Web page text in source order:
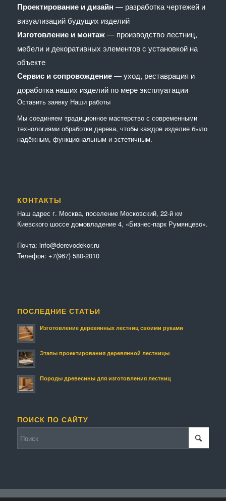
Проектирование и дизайн — разработка чертежей и
визуализаций будущих изделий
Изготовление и монтаж— производство лестниц,
мебели и декоративных элементов с установкой на
объекте
Сервис и сопровождение— уход, реставрация и
доработка наших изделий по мере эксплуатации
Оставить заявку Наши работы
Мы соединяем традиционное мастерство с современными
технологиями обработки дерева, чтобы каждое изделие было
надёжным, функциональным и эстетичным.
КОНТАКТЫ
Наш адрес г. Москва, поселение Московский, 22-й км
Киевского шоссе домовладение 4, «Бизнес-парк Румянцево».
Почта: info@derevodekor.ru
Телефон: +7(967) 580-2010
ПОСЛЕДНИЕ СТАТЬИ
Изготовление деревянных лестниц своими руками
Этапы проектирования деревянной лестницы
Породы древесины для изготовления лестниц
ПОИСК ПО САЙТУ